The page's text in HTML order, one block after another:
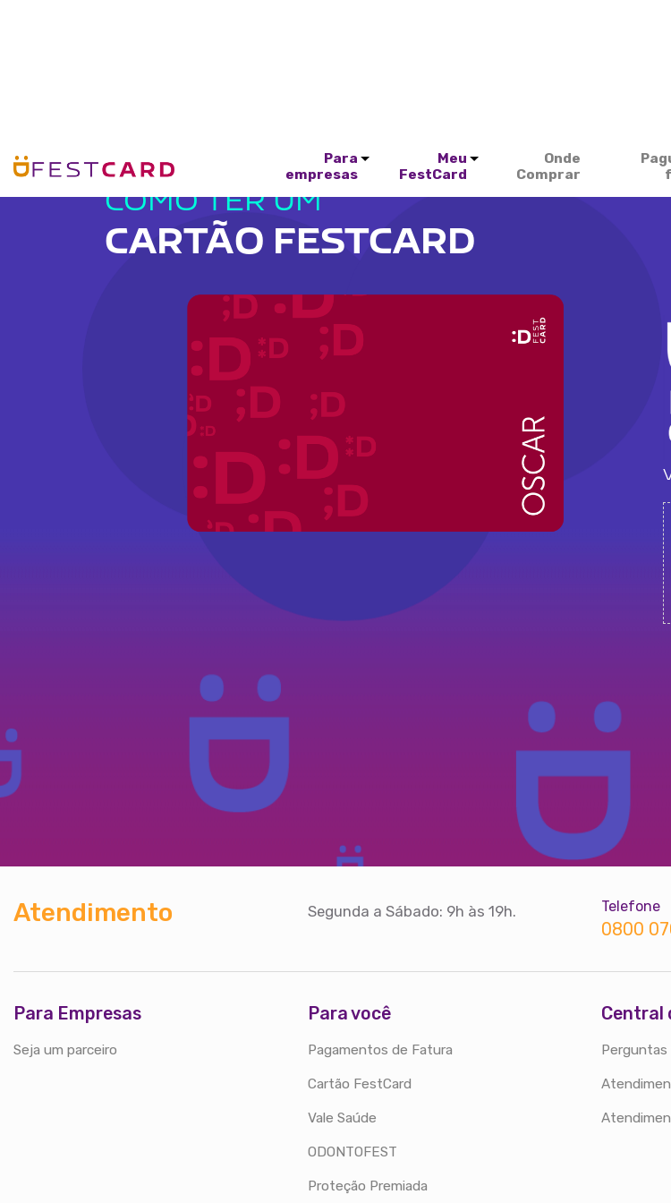
Para
empresas
Meu
FestCard
Onde
Comprar
COMO TER UM
CARTÃO FESTCARD
Atendimento Segunda a Sábado: 9h às 19h. Telefone
0800
Para Empresas
Seja um parceiro
Para você
Pagamentos de Fatura
Cartão FestCard
Vale Saúde
ODONTOFEST
Proteção Premiada
Central